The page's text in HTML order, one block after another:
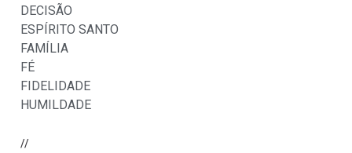
DECISÃO
ESPÍRITO SANTO
FAMÍLIA
FÉ
FIDELIDADE
HUMILDADE
//